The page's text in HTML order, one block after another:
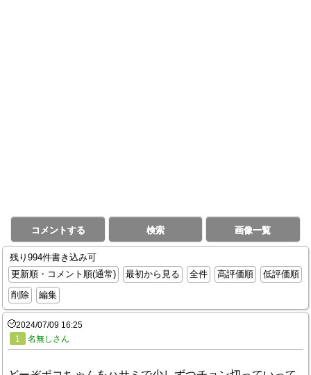
コメントする 検索 画像一覧
残り994件書き込み可
更新順・コメント順(通常)
最初から見る 全件 高評価順
低評価順
削除
編集
2024/07/09 16:25
1
名無しさん